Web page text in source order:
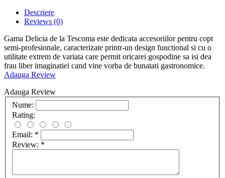
Descriere
Reviews (0)
Gama Delicia de la Tescoma este dedicata accesoriilor pentru copt
semi-profesionale, caracterizate printr-un design functional si cu o
utilitate extrem de variata care permit oricarei gospodine sa isi dea
frau liber imaginatiei cand vine vorba de bunatati gastronomice.
Adauga Review
Adauga Review
Nume:
Rating:
Email: *
Review: *